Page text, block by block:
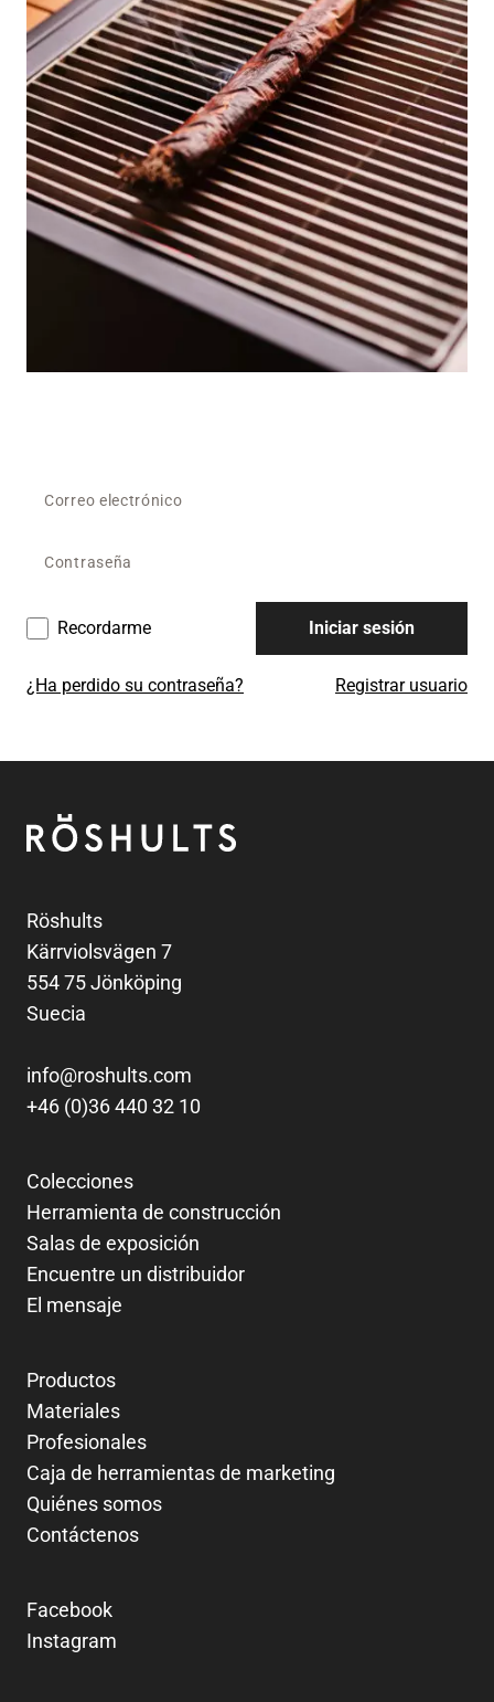
Recordarme Iniciar sesión
¿Ha perdido su contraseña? Registrar usuario
Röshults
Röshults
Kärrviolsvägen 7
554 75 Jönköping
Suecia
info@roshults.com
+46 (0)36 440 32 10
Colecciones
Herramienta de construcción
Salas de exposición
Encuentre un distribuidor
El mensaje
Productos
Materiales
Profesionales
Caja de herramientas de marketing
Quiénes somos
Contáctenos
Facebook
Instagram